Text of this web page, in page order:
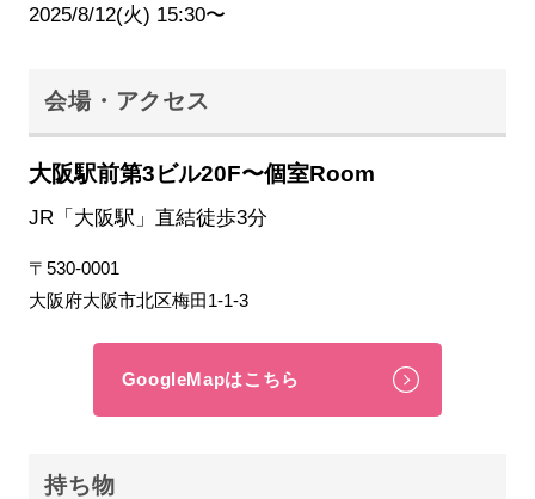
2025/8/12(火) 15:30〜
会場・アクセス
大阪駅前第3ビル20F〜個室Room
JR「大阪駅」直結徒歩3分
〒530-0001
大阪府大阪市北区梅田1-1-3
GoogleMapはこちら
持ち物